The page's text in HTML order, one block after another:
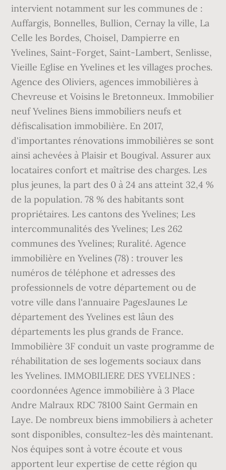
intervient notamment sur les communes de :
Auffargis, Bonnelles, Bullion, Cernay la ville, La
Celle les Bordes, Choisel, Dampierre en
Yvelines, Saint-Forget, Saint-Lambert, Senlisse,
Vieille Eglise en Yvelines et les villages proches.
Agence des Oliviers, agences immobilières à
Chevreuse et Voisins le Bretonneux. Immobilier
neuf Yvelines Biens immobiliers neufs et
défiscalisation immobilière. En 2017,
d'importantes rénovations immobilières se sont
ainsi achevées à Plaisir et Bougival. Assurer aux
locataires confort et maîtrise des charges. Les
plus jeunes, la part des 0 à 24 ans atteint 32,4 %
de la population. 78 % des habitants sont
propriétaires. Les cantons des Yvelines; Les
intercommunalités des Yvelines; Les 262
communes des Yvelines; Ruralité. Agence
immobilière en Yvelines (78) : trouver les
numéros de téléphone et adresses des
professionnels de votre département ou de
votre ville dans l'annuaire PagesJaunes Le
département des Yvelines est lâun des
départements les plus grands de France.
Immobilière 3F conduit un vaste programme de
réhabilitation de ses logements sociaux dans
les Yvelines. IMMOBILIERE DES YVELINES :
coordonnées Agence immobilière à 3 Place
Andre Malraux RDC 78100 Saint Germain en
Laye. De nombreux biens immobiliers à acheter
sont disponibles, consultez-les dès maintenant.
Nos équipes sont à votre écoute et vous
apportent leur expertise de cette région qu